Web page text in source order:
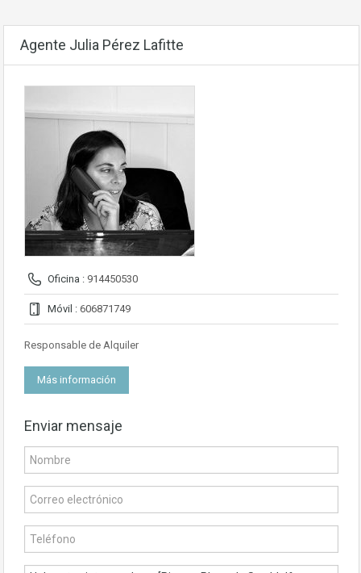
Agente Julia Pérez Lafitte
Oficina : 914450530
Móvil : 606871749
Responsable de Alquiler
Más información
Enviar mensaje